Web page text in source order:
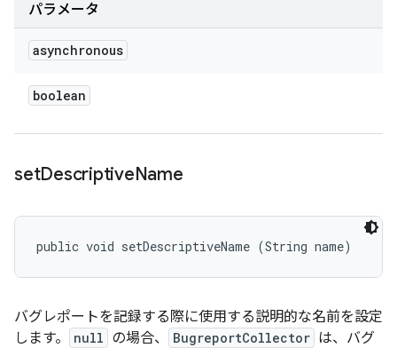
パラメータ
asynchronous
boolean
setDescriptiveName
public void setDescriptiveName (String name)
バグレポートを記録する際に使用する説明的な名前を設定
します。
null の場合、 BugreportCollector は、バグ